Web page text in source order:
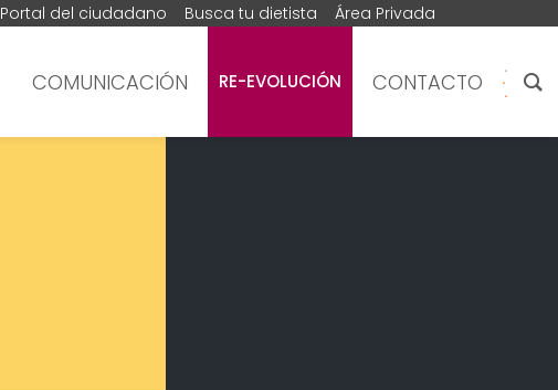
Portal del ciudadano Busca tu dietista Área Privada
COMUNICACIÓN RE-EVOLUCIÓN CONTACTO